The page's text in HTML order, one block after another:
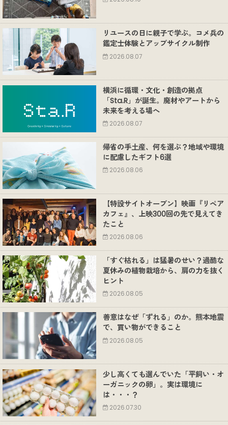
リユースの日に親子で学ぶ。コメ兵の
鑑定士体験とアップサイクル制作
2026.08.07
横浜に循環・文化・創造の拠点
「Sta.R」が誕生。廃材やアートから
未来を考える場へ
2026.08.07
帰省の手土産、何を選ぶ？地域や環境
に配慮したギフト6選
2026.08.06
【特設サイトオープン】映画『リペア
カフェ』、上映300回の先で見えてき
たこと
2026.08.06
「すぐ枯れる」は猛暑のせい？過酷な
夏休みの植物栽培から、肩の力を抜く
ヒント
2026.08.05
善意はなぜ「ずれる」のか。熊本地震
で、買い物ができること
2026.08.05
少し高くても選んでいた「平飼い・オ
ーガニックの卵」。実は環境に
は・・・？
2026.07.30